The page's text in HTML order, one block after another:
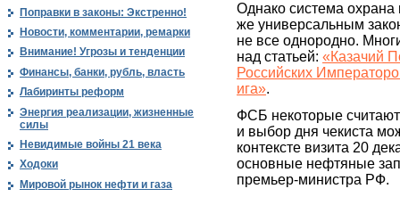
Однако система охрана
же универсальным
не все однородно.
над статьей: «Казачий
Российских
ига».
ФСБ некоторые
и выбор дня чекиста
контексте визита 20
основные нефтяные
премьер-министра РФ.
Поправки в законы: Экстренно!
Новости, комментарии, ремарки
Внимание! Угрозы и тенденции
Финансы, банки, рубль, власть
Лабиринты реформ
Энергия реализации, жизненные
силы
Невидимые войны 21 века
Ходоки
Мировой рынок нефти и газа